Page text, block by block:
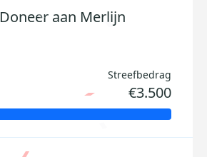
Doneer aan Merlijn
Streefbedrag
€3.500